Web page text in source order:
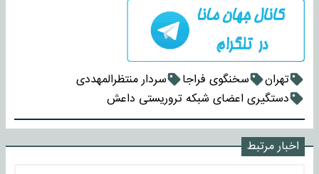
تهران سخنگوی فراجا
سردار منتظرالمهددی
دستگیری اعضای شبکه تروریستی داعش
اخبار مرتبط